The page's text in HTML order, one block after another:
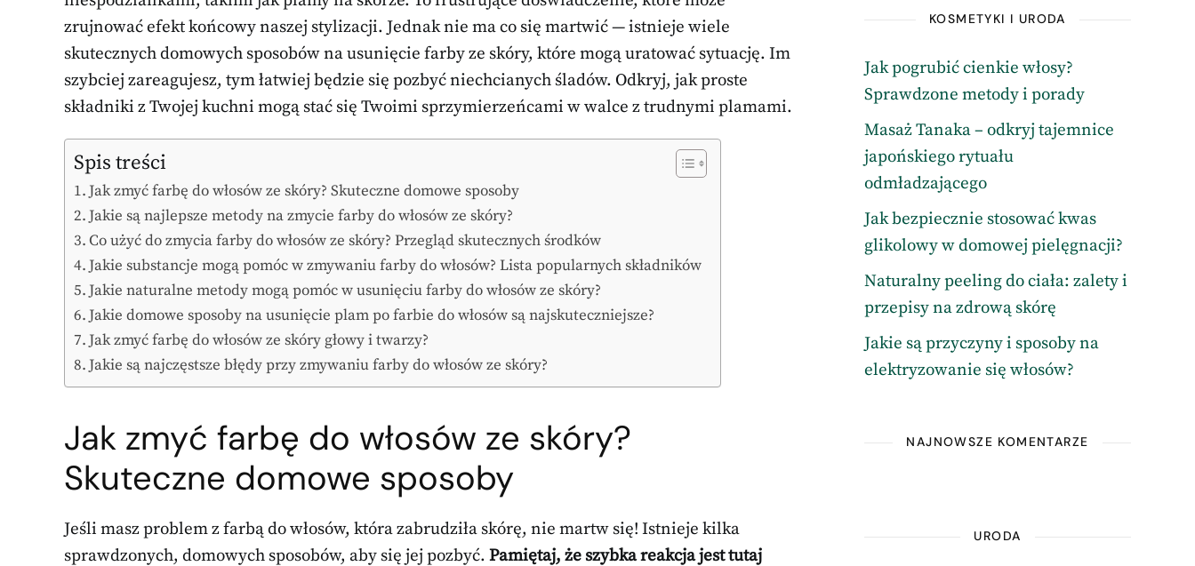
zrujnować efekt końcowy naszej stylizacji. Jednak nie ma co się martwić — istnieje wiele
skutecznych domowych sposobów na usunięcie farby ze skóry, które mogą uratować sytuację. Im
szybciej zareagujesz, tym łatwiej będzie się pozbyć niechcianych śladów. Odkryj, jak proste
składniki z Twojej kuchni mogą stać się Twoimi sprzymierzeńcami w walce z trudnymi plamami.
Spis treści
Jak zmyć farbę do włosów ze skóry? Skuteczne domowe sposoby
Jakie są najlepsze metody na zmycie farby do włosów ze skóry?
Co użyć do zmycia farby do włosów ze skóry? Przegląd skutecznych środków
Jakie substancje mogą pomóc w zmywaniu farby do włosów? Lista popularnych składników
Jakie naturalne metody mogą pomóc w usunięciu farby do włosów ze skóry?
Jakie domowe sposoby na usunięcie plam po farbie do włosów są najskuteczniejsze?
Jak zmyć farbę do włosów ze skóry głowy i twarzy?
Jakie są najczęstsze błędy przy zmywaniu farby do włosów ze skóry?
Jak zmyć farbę do włosów ze skóry?
Skuteczne domowe sposoby
Jeśli masz problem z farbą do włosów, która zabrudziła skórę, nie martw się! Istnieje kilka
sprawdzonych, domowych sposobów, aby się jej pozbyć. Pamiętaj, że szybka reakcja jest tutaj
KOSMETYKI I URODA
Jak pogrubić cienkie włosy?
Sprawdzone metody i porady
Masaż Tanaka – odkryj tajemnice
japońskiego rytuału
odmładzającego
Jak bezpiecznie stosować kwas
glikolowy w domowej pielęgnacji?
Naturalny peeling do ciała: zalety i
przepisy na zdrową skórę
Jakie są przyczyny i sposoby na
elektryzowanie się włosów?
NAJNOWSZE KOMENTARZE
URODA